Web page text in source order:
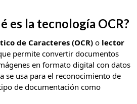
es la tecnología OCR?
de Caracteres (OCR) o lector
permite convertir documentos
en formato digital con datos
se usa para el reconocimiento de
de documentación como